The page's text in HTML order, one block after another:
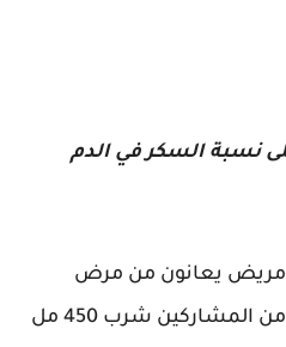
في دراسة أجريت على 100 مريض يعانون من مرض
السكري من النوع 2، طُلب من المشاركين شرب 450 مل